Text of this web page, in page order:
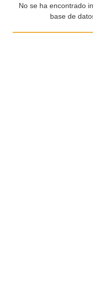
No se ha encontrado
base de